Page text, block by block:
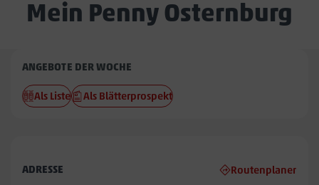
Mein Penny Osternburg
Penny
Osternburg
ANGEBOTE DER WOCHE
Als Liste Als Blätterprospekt
ADRESSE Routenplaner